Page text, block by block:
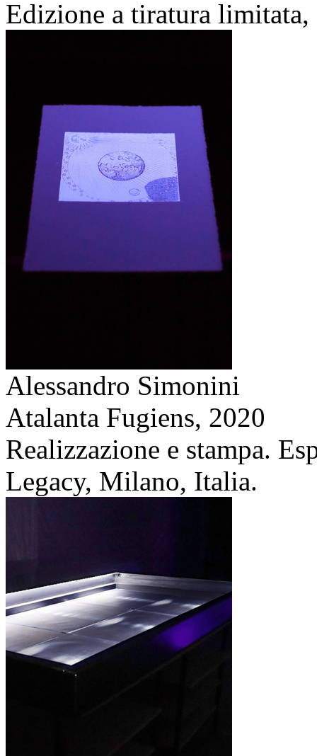
Edizione a tiratura
Alessandro Simonini
Atalanta Fugiens, 2020
Realizzazione e stampa.
Legacy, Milano, Italia.